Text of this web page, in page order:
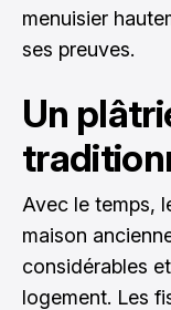
menuisier
ses preuves.
Un
Avec le temps,
maison
considérables
logement. Les